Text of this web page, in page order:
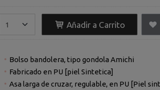
Añadir a Carrito
Bolso bandolera, tipo gondola Amichi
Fabricado en PU [piel Sintetica]
Asa larga de cruzar, regulable, en PU [Piel